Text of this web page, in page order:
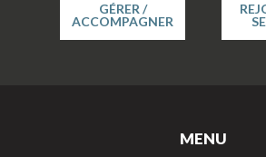
GÉRER /
ACCOMPAGNER
MENU